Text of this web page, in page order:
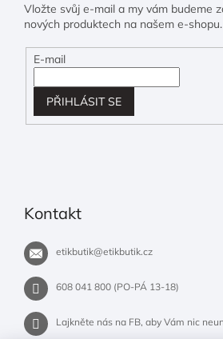
Vložte svůj e-mail a my vám budeme
nových produktech na našem e-shopu.
E-mail
PŘIHLÁSIT SE
Kontakt
etikbutik@etikbutik.cz
608 041 800 (PO-PÁ 13-18)
Lajkněte nás na FB, aby Vám nic